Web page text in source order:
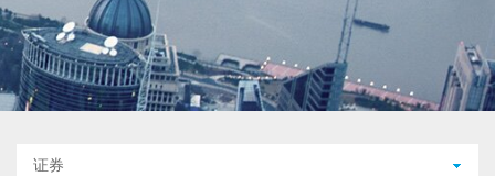
证券